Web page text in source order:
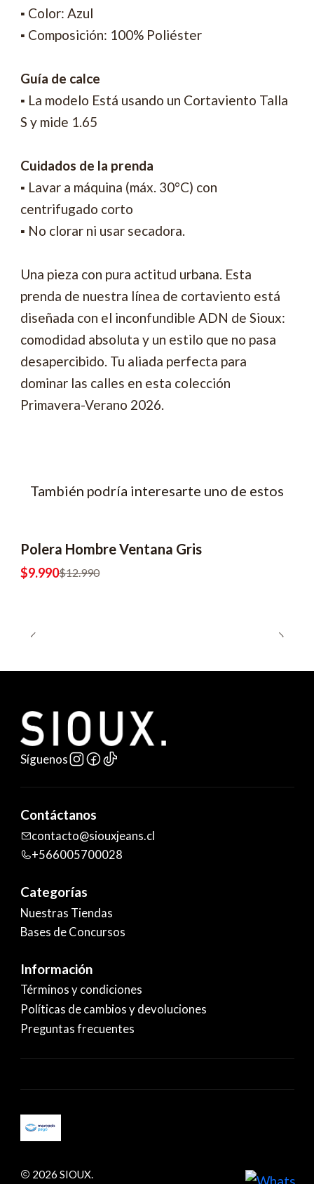
▪ Color: Azul
▪ Composición: 100% Poliéster
Guía de calce
▪ La modelo Está usando un Cortaviento Talla
S y mide 1.65
Cuidados de la prenda
▪ Lavar a máquina (máx. 30°C) con
centrifugado corto
▪ No clorar ni usar secadora.
Una pieza con pura actitud urbana. Esta
prenda de nuestra línea de cortaviento está
diseñada con el inconfundible ADN de Sioux:
comodidad absoluta y un estilo que no pasa
desapercibido. Tu aliada perfecta para
dominar las calles en esta colección
Primavera-Verano 2026.
También podría interesarte uno de estos
Polera Hombre Ventana Gris
$9.990$12.990
Síguenos
Contáctanos
contacto@siouxjeans.cl
+566005700028
Categorías
Nuestras Tiendas
Bases de Concursos
Información
Términos y condiciones
Políticas de cambios y devoluciones
Preguntas frecuentes
2026 SIOUX.